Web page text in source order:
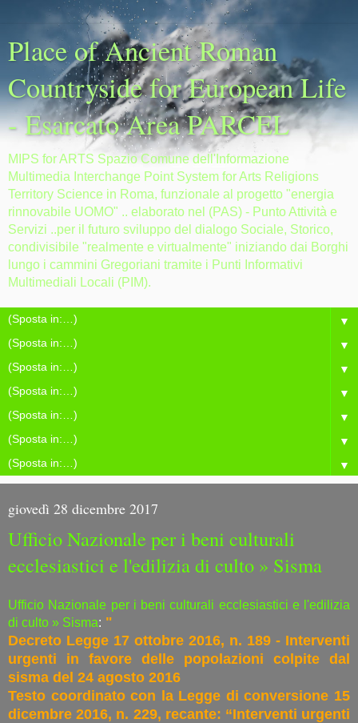
Place of Ancient Roman
Countryside for European Life
- Esarcato Area PARCEL
MIPS for ARTS Spazio Comune dell'Informazione
Multimedia Interchange Point System for Arts Religions
Territory Science in Roma, funzionale al progetto "energia
rinnovabile UOMO" .. elaborato nel (PAS) - Punto Attività e
Servizi ..per il futuro sviluppo del dialogo Sociale, Storico,
condivisibile "realmente e virtualmente" iniziando dai Borghi
lungo i cammini Gregoriani tramite i Punti Informativi
Multimediali Locali (PIM).
▼
▼
▼
▼
▼
▼
▼
giovedì 28 dicembre 2017
Ufficio Nazionale per i beni culturali
ecclesiastici e l'edilizia di culto » Sisma
Ufficio Nazionale per i beni culturali ecclesiastici e l'edilizia
di culto » Sisma: "
Decreto Legge 17 ottobre 2016, n. 189 - Interventi
urgenti in favore delle popolazioni colpite dal
sisma del 24 agosto 2016
Testo coordinato con la Legge di conversione 15
dicembre 2016, n. 229, recante: “Interventi urgenti